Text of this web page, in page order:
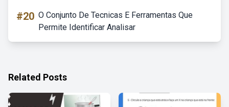
#20 O Conjunto De Tecnicas E Ferramentas Que
Permite Identificar Analisar
Related Posts